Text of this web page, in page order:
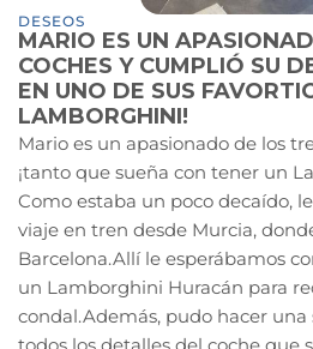
DESEOS
MARIO ES UN
COCHES Y CUMPLIÓ SU
EN UNO DE SUS
LAMBORGHINI!
Mario es un apasionado de los
¡tanto que sueña con tener un
Como estaba un poco decaído,
viaje en tren desde Murcia,
Barcelona.Allí le esperábamos
un Lamborghini Huracán para
condal.Además, pudo hacer